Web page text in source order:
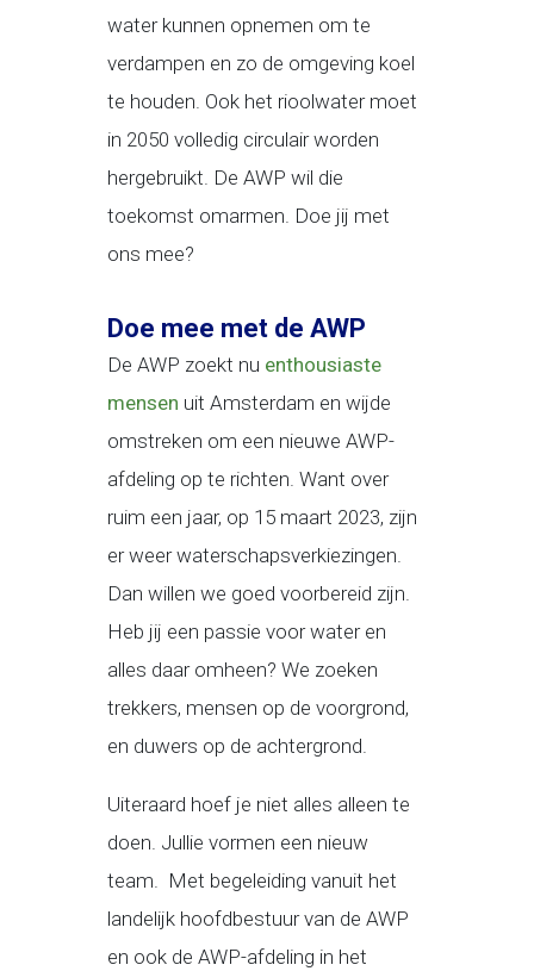
water kunnen opnemen om te
verdampen en zo de omgeving koel
te houden. Ook het rioolwater moet
in 2050 volledig circulair worden
hergebruikt. De AWP wil die
toekomst omarmen. Doe jij met
ons mee?
Doe mee met de AWP
De AWP zoekt nu enthousiaste
mensen uit Amsterdam en wijde
omstreken om een nieuwe AWP-
afdeling op te richten. Want over
ruim een jaar, op 15 maart 2023, zijn
er weer waterschapsverkiezingen.
Dan willen we goed voorbereid zijn.
Heb jij een passie voor water en
alles daar omheen? We zoeken
trekkers, mensen op de voorgrond,
en duwers op de achtergrond.
Uiteraard hoef je niet alles alleen te
doen. Jullie vormen een nieuw
team. Met begeleiding vanuit het
landelijk hoofdbestuur van de AWP
en ook de AWP-afdeling in het